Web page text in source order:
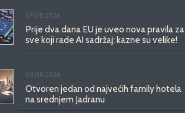
07.08.2026.
Prije dva dana EU je uveo nova pravila za
sve koji rade AI sadržaj: kazne su velike!
03.08.2026.
Otvoren jedan od najvećih family hotela
na srednjem Jadranu